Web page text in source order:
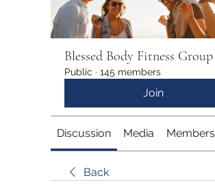
Blessed Body Fitness Group
Public · 145 members
Join
Discussion Media Members
Back